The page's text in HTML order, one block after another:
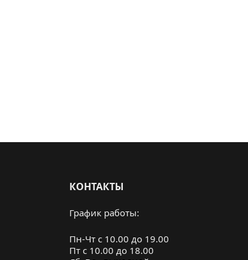
КОНТАКТЫ
График работы:
Пн-Чт с 10.00 до 19.00
Пт с 10.00 до 18.00